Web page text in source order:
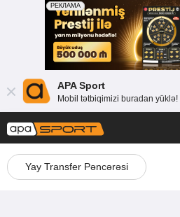
APA Sport
Mobil tətbiqimizi buradan yüklə!
Yay Transfer Pəncərəsi